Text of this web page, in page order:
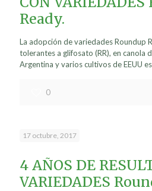
Ready.
La adopción de variedades Roundup
tolerantes a glifosato (RR), en canola
Argentina y varios cultivos de EEUU
0
17 octubre, 2017
4 AÑOS DE
VARIEDADES